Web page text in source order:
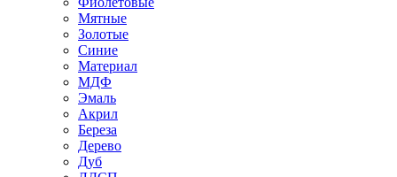
Мятные
Золотые
Синие
Материал
МДФ
Эмаль
Акрил
Береза
Дерево
Дуб